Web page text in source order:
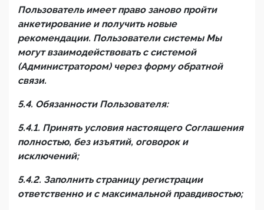
Пользователь имеет право заново пройти
анкетирование и получить новые
рекомендации. Пользователи системы Мы
могут взаимодействовать с системой
(Администратором) через форму обратной
связи.
5.4. Обязанности Пользователя:
5.4.1. Принять условия настоящего Соглашения
полностью, без изъятий, оговорок и
исключений;
5.4.2. Заполнить страницу регистрации
ответственно и с максимальной правдивостью;